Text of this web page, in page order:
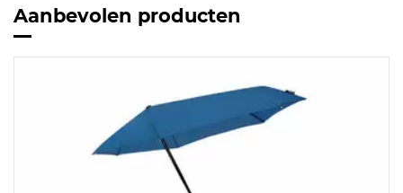
Aanbevolen producten